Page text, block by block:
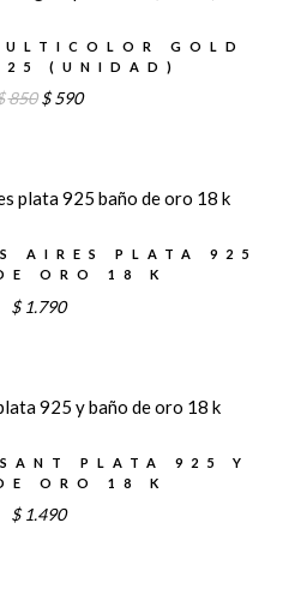
GOLD
(UNIDAD)
850 El
era:
$ 590El
es:
AIRES PLATA 925
ORO 18 K
$ 1.790
PLATA 925 Y
ORO 18 K
$ 1.490